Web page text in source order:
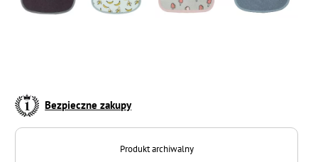
Bezpieczne zakupy
Produkt archiwalny